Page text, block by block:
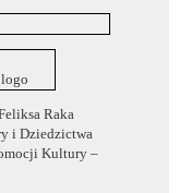
Raka
i Dziedzictwa
Kultury –